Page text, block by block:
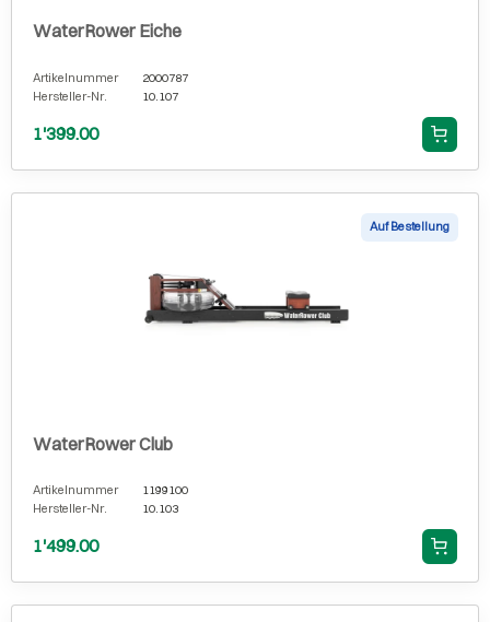
WaterRower Eiche
Artikelnummer
2000787
Hersteller-Nr.
10.107
1'399.00
Auf Bestellung
WaterRower Club
Artikelnummer
1199100
Hersteller-Nr.
10.103
1'499.00